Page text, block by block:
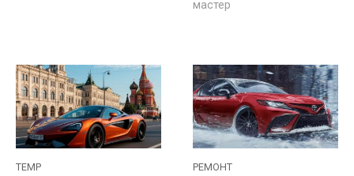
мастер
TEMP РЕМОНТ